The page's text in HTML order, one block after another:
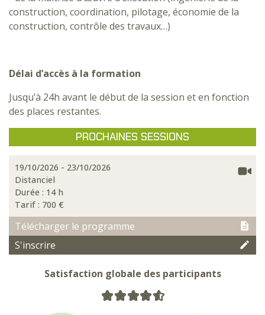
construction, coordination, pilotage, économie de la
construction, contrôle des travaux…)
Délai d’accès à la formation
Jusqu’à 24h avant le début de la session et en fonction
des places restantes.
PROCHAINES SESSIONS
19/10/2026 - 23/10/2026
Distanciel
Durée : 14 h
Tarif : 700 €
Télécharger le programme
S'inscrire
Satisfaction globale des participants